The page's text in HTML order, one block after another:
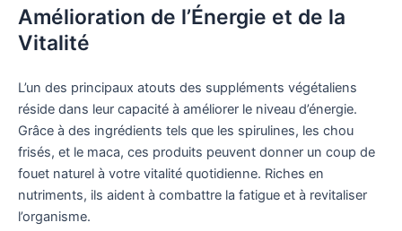
Amélioration de l’Énergie et de la
Vitalité
L’un des principaux atouts des suppléments végétaliens
réside dans leur capacité à améliorer le niveau d’énergie.
Grâce à des ingrédients tels que les spirulines, les chou
frisés, et le maca, ces produits peuvent donner un coup de
fouet naturel à votre vitalité quotidienne. Riches en
nutriments, ils aident à combattre la fatigue et à revitaliser
l’organisme.